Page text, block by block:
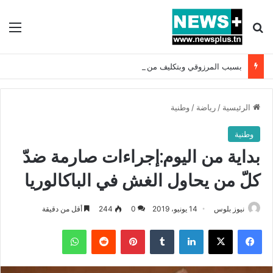
بحث عن
الرئيسية / رياضة / وطنية
وطنية
بداية من اليوم:إجراءات صارمة ضدّ
كلّ من يحاول الغش في الباكالوريا
نيوز بلوس 14 يونيو، 2019 0
244 أقل من دقيقة
فيسبوك X لينكدإن بينتيريست واتساب